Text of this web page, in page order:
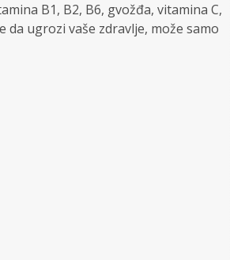
B1, B2, B6, gvožđa, vitamina C,
ugrozi vaše zdravlje, može samo